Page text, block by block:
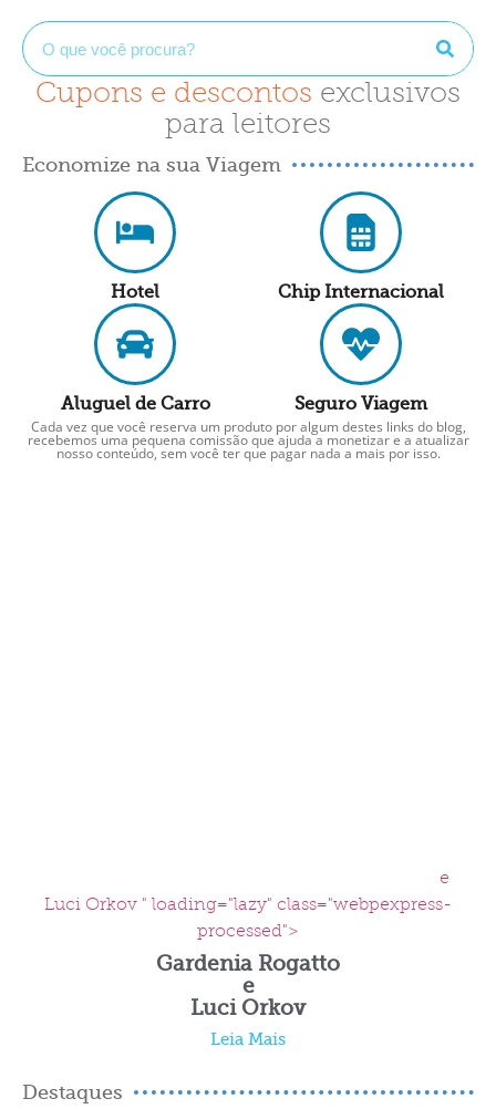
Cupons e descontos exclusivos
para leitores
Economize na sua Viagem
Hotel Chip Internacional
Aluguel de Carro Seguro Viagem
Cada vez que você reserva um produto por algum destes links do blog,
recebemos uma pequena comissão que ajuda a monetizar e a atualizar
nosso conteúdo, sem você ter que pagar nada a mais por isso.
e
Luci Orkov " loading="lazy" class="webpexpress-
processed">
Gardenia Rogatto
e
Luci Orkov
Leia Mais
Destaques